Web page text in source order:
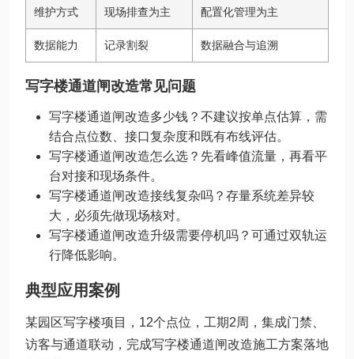
维护方式 现场排查为主 配置化管理为主
数据能力 记录割裂 数据融合与追溯
写字楼通道闸改造常见问题
写字楼通道闸改造多少钱？不建议按单点估算，需
结合点位数、接口复杂度和既有布线评估。
写字楼通道闸改造怎么选？先看峰值流量，再看平
台对接和现场条件。
写字楼通道闸改造接线复杂吗？存量系统差异较
大，必须先做现场核对。
写字楼通道闸改造升级需要停机吗？可通过双轨运
行降低影响。
典型应用案例
某园区写字楼项目，12个点位，工期2周，集成门禁、
访客与通道联动，完成写字楼通道闸改造施工方案落地